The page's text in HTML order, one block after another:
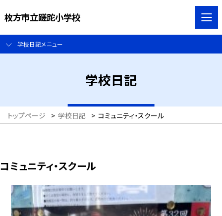
枚方市立蹉跎小学校
学校日記メニュー
学校日記
トップページ > 学校日記 > コミュニティ・スクール
コミュニティ・スクール